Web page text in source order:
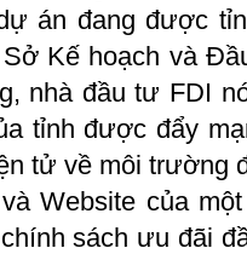
án đang được
Kế hoạch và
nhà đầu tư FDI
tỉnh được đẩy
tử về môi trường
Website của
sách ưu đãi